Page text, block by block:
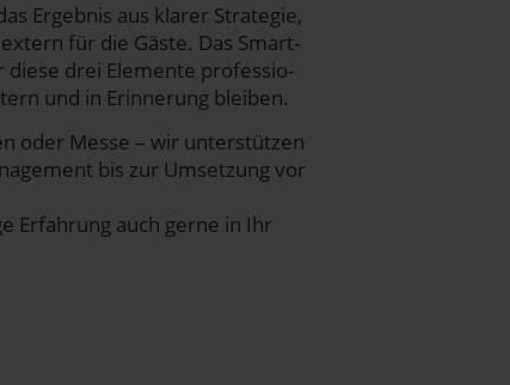
Ergeb­nis aus kla­rer Stra­te­gie,
für die Gäs­te. Das Smar­t­
die­se drei Ele­men­te pro­fes­sio­
und in Erin­ne­rung bleiben.
oder Mes­se – wir unter­stüt­zen
bis zur Umset­zung vor
Erfah­rung auch ger­ne in Ihr